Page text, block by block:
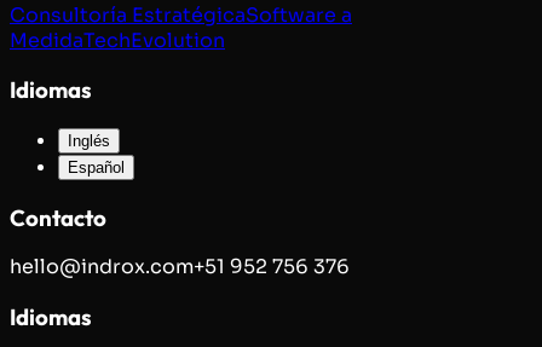
Consultoría EstratégicaSoftware a
MedidaTechEvolution
Idiomas
Inglés
Español
Contacto
hello@indrox.com+51 952 756 376
Idiomas